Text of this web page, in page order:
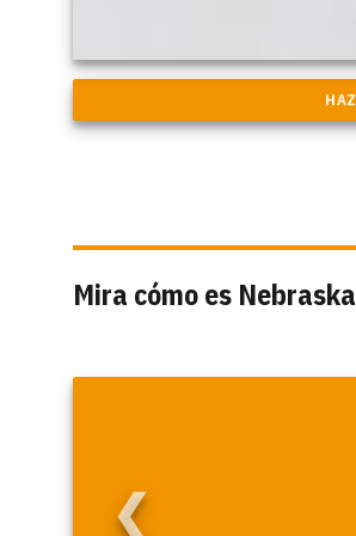
Mira cómo es Nebraska
❮